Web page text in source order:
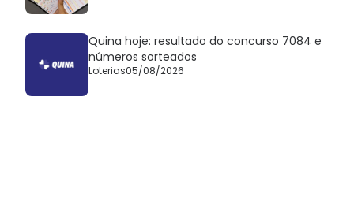
Quina hoje: resultado do concurso 7084 e
números sorteados
Loterias05/08/2026